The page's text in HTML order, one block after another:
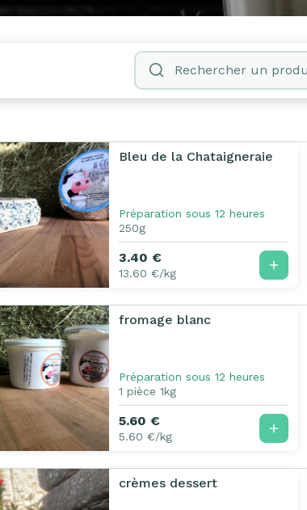
Bleu de la Chataigneraie
Préparation sous 12 heures
250g
3.40 €
13.60 €/kg
fromage blanc
Préparation sous 12 heures
1 pièce 1kg
5.60 €
5.60 €/kg
crèmes dessert